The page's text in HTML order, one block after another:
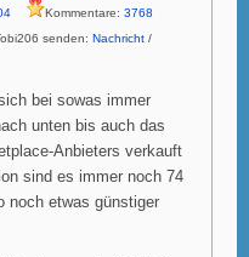
Kommentare: 3768
senden: Nachricht /
bei sowas immer
unten bis auch das
Anbieters verkauft
sind es immer noch 74
noch etwas günstiger